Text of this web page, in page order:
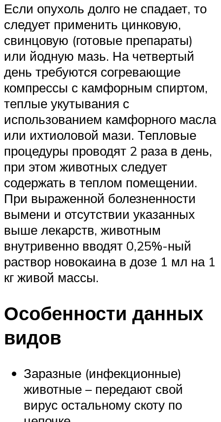
Если опухоль долго не спадает, то
следует применить цинковую,
свинцовую (готовые препараты)
или йодную мазь. На четвертый
день требуются согревающие
компрессы с камфорным спиртом,
теплые укутывания с
использованием камфорного масла
или ихтиоловой мази. Тепловые
процедуры проводят 2 раза в день,
при этом животных следует
содержать в теплом помещении.
При выраженной болезненности
вымени и отсутствии указанных
выше лекарств, животным
внутривенно вводят 0,25%-ный
раствор новокаина в дозе 1 мл на 1
кг живой массы.
Особенности данных
видов
Заразные (инфекционные)
животные – передают свой
вирус остальному скоту по